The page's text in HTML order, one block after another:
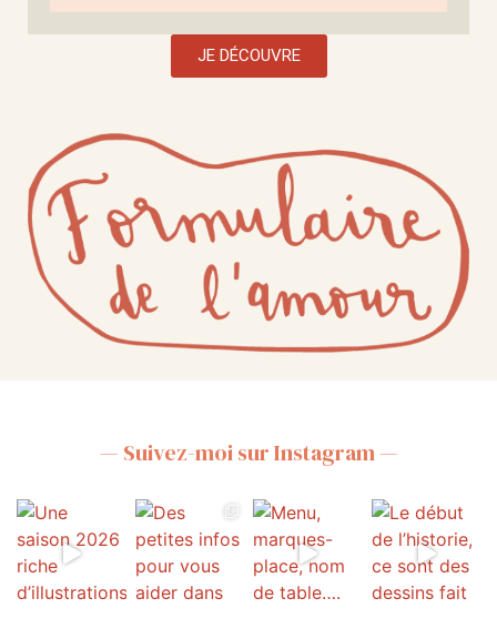
JE DÉCOUVRE
— Suivez-moi sur Instagram —